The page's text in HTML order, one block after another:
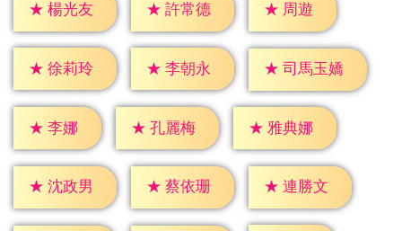
★ 楊光友 ★ 許常德 ★ 周遊
★ 徐莉玲 ★ 李朝永 ★ 司馬玉嬌
★ 李娜 ★ 孔麗梅 ★ 雅典娜
★ 沈政男 ★ 蔡依珊 ★ 連勝文